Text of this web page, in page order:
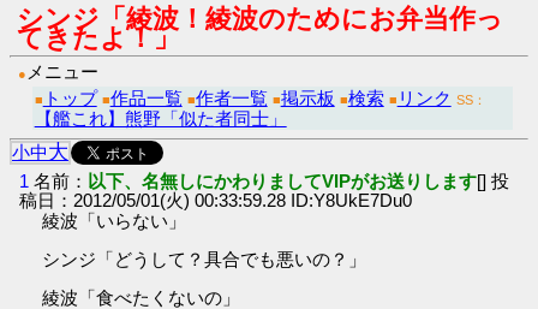
シンジ「綾波！綾波のためにお弁当作っ
てきたよ！」
● メニュー
■ トップ ■作品一覧 ■作者一覧 ■掲示板 ■検索 ■ リンク SS：
【艦これ】熊野「似た者同士」
小中大
1 名前： 以下、名無しにかわりましてVIPがお送りします[] 投
稿日：2012/05/01(火) 00:33:59.28 ID:Y8UkE7Du0
綾波「いらない」
シンジ「どうして？具合でも悪いの？」
綾波「食べたくないの」